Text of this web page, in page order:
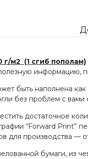
г/м2 (1 сгиб пополам)
информацию,
быть наполнена
без проблем с вами
достаточное
“Forward Print”
для производства —
бумаги, из